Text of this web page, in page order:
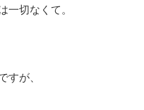
一切なくて。
すが、